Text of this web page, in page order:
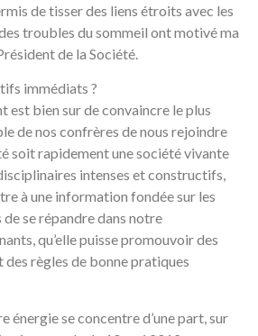
de tisser des liens étroits avec les
troubles du sommeil ont motivé ma
de la Société.
immédiats ?
est bien sur de convaincre le plus
de nos confrères de nous rejoindre
soit rapidement une société vivante
intenses et constructifs,
à une information fondée sur les
se répandre dans notre
qu’elle puisse promouvoir des
des règles de bonne pratiques
énergie se concentre d’une part, sur